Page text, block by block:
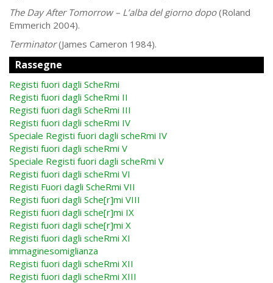
The Day After Tomorrow – L’alba del giorno dopo(Roland
Emmerich 2004).
Terminator(James Cameron 1984).
Rassegne
Registi fuori dagli ScheRmi
Registi fuori dagli ScheRmi II
Registi fuori dagli ScheRmi III
Registi fuori dagli scheRmi IV
Speciale Registi fuori dagli scheRmi IV
Registi fuori dagli scheRmi V
Speciale Registi fuori dagli scheRmi V
Registi fuori dagli scheRmi VI
Registi Fuori dagli ScheRmi VII
Registi fuori dagli Sche[r]mi VIII
Registi fuori dagli sche[r]mi IX
Registi fuori dagli sche[r]mi X
Registi fuori dagli scheRmi XI
immaginesomiglianza
Registi fuori dagli scheRmi XII
Registi fuori dagli scheRmi XIII